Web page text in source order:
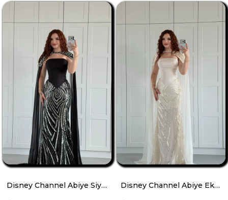
Disney Channel Abiye Siyah Disney Channel Abiye Ekru